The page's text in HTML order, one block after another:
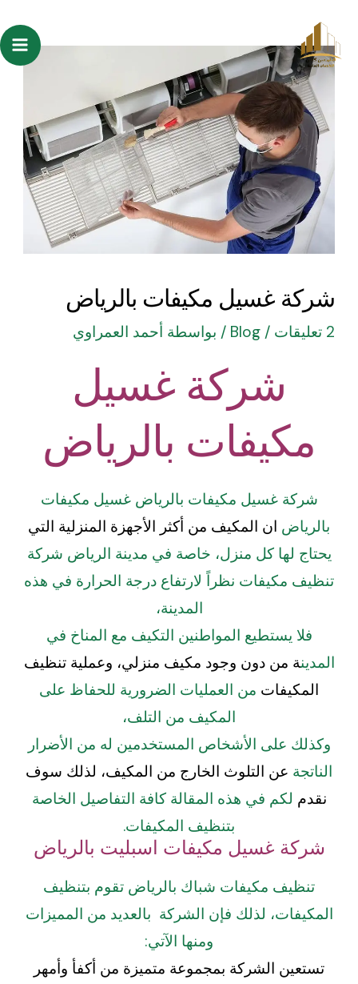
إلى
المحتوى
شركة غسيل مكيفات بالرياض
2 تعليقات /
Blog / بواسطة أحمد العمراوي
شركة غسيل
مكيفات بالرياض
شركة غسيل مكيفات بالرياض غسيل مكيفات
بالرياض ان المكيف من أكثر الأجهزة المنزلية التي
يحتاج لها كل منزل، خاصة في مدينة الرياض شركة
تنظيف مكيفات نظراً لارتفاع درجة الحرارة في هذه
المدينة،
فلا يستطيع المواطنين التكيف مع المناخ في
المدينة من دون وجود مكيف منزلي، وعملية تنظيف
المكيفات من العمليات الضرورية للحفاظ على
المكيف من التلف،
وكذلك على الأشخاص المستخدمين له من الأضرار
الناتجة عن التلوث الخارج من المكيف، لذلك سوف
نقدم لكم في هذه المقالة كافة التفاصيل الخاصة
بتنظيف المكيفات.
شركة غسيل مكيفات اسبليت بالرياض
تنظيف مكيفات شباك بالرياض تقوم بتنظيف
المكيفات، لذلك فإن الشركة بالعديد من المميزات
ومنها الآتي:
تستعين الشركة بمجموعة متميزة من أكفأ وأمهر
navigation